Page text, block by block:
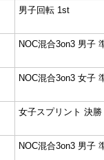
男子回転 1st
NOC混合3on3 男子
NOC混合3on3 女子
女子スプリント 決勝
NOC混合3on3 男子